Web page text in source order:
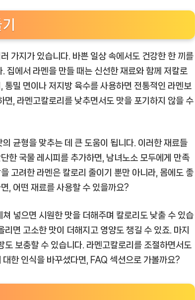
가지가 있습니다. 바쁜 일상 속에서도 건강한 한 끼를
집에서 라멘을 만들 때는 신선한 재료와 함께 저칼로
밀 면이나 저지방 육수를 사용하면 전통적인 라멘보
면, 라멘고칼로리 를 낮추면서도 맛을 포기하지 않을 수
균형을 맞추는 데 큰 도움이 됩니다. 이러한 재료들
한 국물 레시피를 추가하면, 남녀노소 모두에게 만족
고려한 라멘은 칼로리 줄이기 뿐만 아니라, 몸에도 좋
, 어떤 재료를 사용할 수 있을까요?
넣으면 시원한 맛을 더해주며 칼로리도 낮출 수 있습
면 고소한 맛이 더해지고 영양도 챙길 수 있죠. 마지
도 보충할 수 있습니다. 라멘고칼로리 를 조절하면서도
한 인식을 바꾸셨다면, FAQ 섹션으로 가볼까요?